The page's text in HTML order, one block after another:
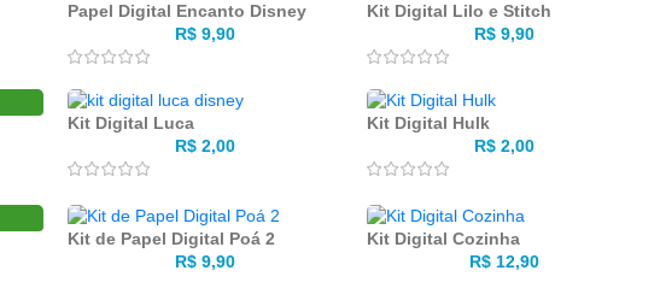
Papel Digital Encanto Disney
R$9,90
Kit Digital Lilo e Stitch
R$9,90
Kit Digital Luca
R$2,00
Kit Digital Hulk
R$2,00
Kit de Papel Digital Poá 2
R$9,90
Kit Digital Cozinha
R$12,90